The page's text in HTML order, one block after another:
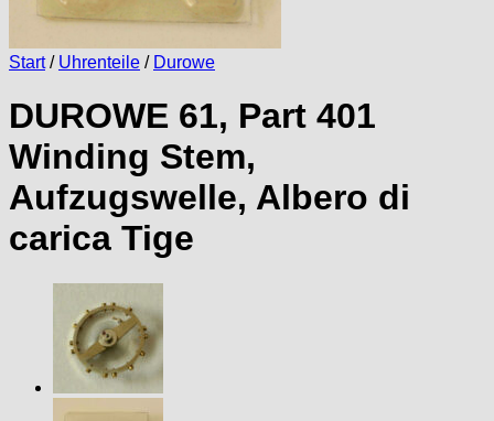
Start / Uhrenteile / Durowe
DUROWE 61, Part 401
Winding Stem,
Aufzugswelle, Albero di
carica Tige